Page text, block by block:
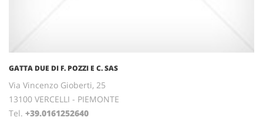
GATTA DUE DI F. POZZI E C. SAS
Via Vincenzo Gioberti, 25
13100 VERCELLI - PIEMONTE
Tel. +39.0161252640